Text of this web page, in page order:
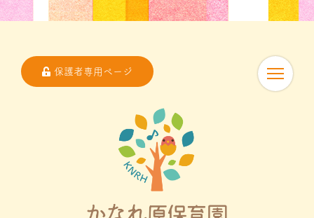
保護者専用ページ